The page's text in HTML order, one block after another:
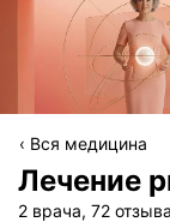
Вся медицина
Лечение
2 врача, 72 отзыва